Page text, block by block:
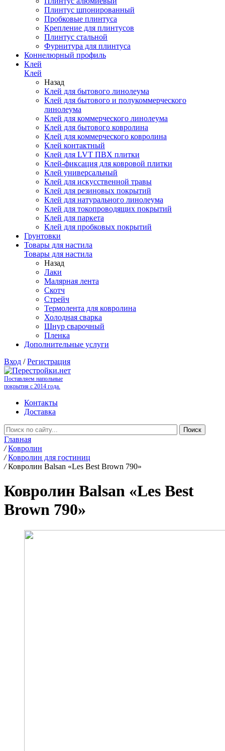
Плинтус шпонированный
Пробковые плинтуса
Крепление для плинтусов
Плинтус стальной
Фурнитура для плинтуса
Коннелюрный профиль
Клей
Клей
Назад
Клей для бытового линолеума
Клей для бытового и полукоммерческого
линолеума
Клей для коммерческого линолеума
Клей для бытового ковролина
Клей для коммерческого ковролина
Клей контактный
Клей для LVT ПВХ плитки
Клей-фиксация для ковровой плитки
Клей универсальный
Клей для искусственной травы
Клей для резиновых покрытий
Клей для натурального линолеума
Клей для токопроводящих покрытий
Клей для паркета
Клей для пробковых покрытий
Грунтовки
Товары для настила
Товары для настила
Назад
Лаки
Малярная лента
Скотч
Стрейч
Термолента для ковролина
Холодная сварка
Шнур сварочный
Пленка
Дополнительные услуги
Вход /Регистрация
Поставляем напольные
покрытия с 2014 года.
Контакты
Доставка
Главная
/ Ковролин
/ Ковролин для гостиниц
/ Ковролин Balsan «Les Best Brown 790»
Ковролин Balsan «Les Best
Brown 790»